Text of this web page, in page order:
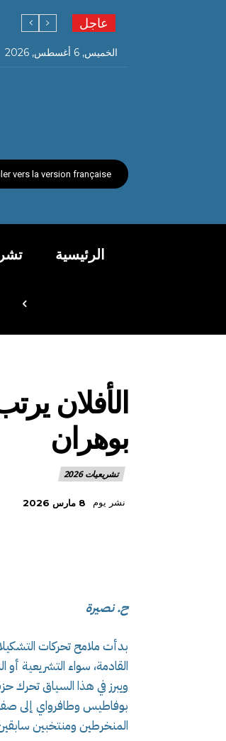
عاجل
الخميس, 6 أغسطس, 2026
vers la version française
الرئيسية
الأفلان
بوهران
تشريعيات 2026
نشر يوم 8 مارس 2026
ح. نصيرة
بدأت ملامح تحركات
القادمة، سواء التشريعية
ويبرز في هذا السياق تحرك
بوفاطيس وطافرواي إلى
المنخرطين ومنتخبين